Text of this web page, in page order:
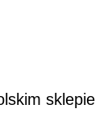
sklepie